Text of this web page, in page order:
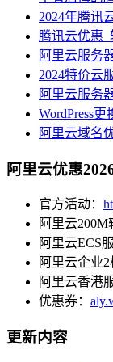
2024年腾讯
腾讯云优惠
阿里云服务
2024特价云
阿里云服务
WordPress
阿里云域名
阿里云优惠
官方活动：
阿里云
阿里云ECS
阿里云企业
阿里云香港
优惠券：
更新内容